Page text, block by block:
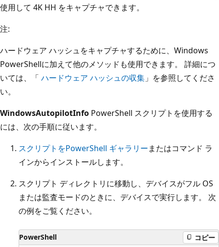
使用して 4K HH をキャプチャできます。
注:
ハードウェア ハッシュをキャプチャするために、Windows
PowerShellに加えて他のメソッドも使用できます。 詳細につ
いては、「 ハードウェア ハッシュの収集 」を参照してくださ
い。
WindowsAutopilotInfo PowerShell スクリプトを使用する
には、次の手順に従います。
スクリプトをPowerShell ギャラリーまたはコマンド ラ
インからインストールします。
スクリプト ディレクトリに移動し、デバイスがフル OS
または監査モードのときに、デバイスで実行します。 次
の例をご覧ください。
PowerShell コピー